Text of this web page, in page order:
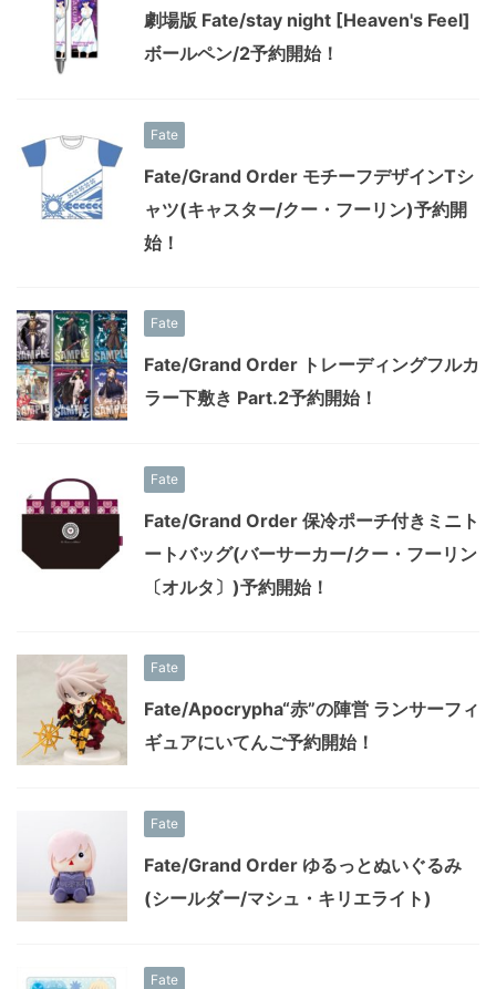
劇場版 Fate/stay night [Heaven's Feel]
ボールペン/2予約開始！
Fate
Fate/Grand Order モチーフデザインTシ
ャツ(キャスター/クー・フーリン)予約開
始！
Fate
Fate/Grand Order トレーディングフルカ
ラー下敷き Part.2予約開始！
Fate
Fate/Grand Order 保冷ポーチ付きミニト
ートバッグ(バーサーカー/クー・フーリン
〔オルタ〕)予約開始！
Fate
Fate/Apocrypha“赤”の陣営 ランサーフィ
ギュアにいてんご予約開始！
Fate
Fate/Grand Order ゆるっとぬいぐるみ
(シールダー/マシュ・キリエライト)
Fate